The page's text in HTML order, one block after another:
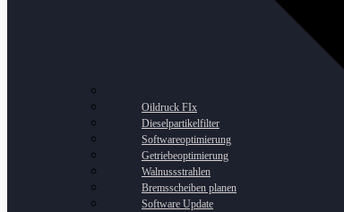
Oildruck FIx
Dieselpartikelfilter
Softwareoptimierung
Getriebeoptimierung
Walnussstrahlen
Bremsscheiben planen
Software Update